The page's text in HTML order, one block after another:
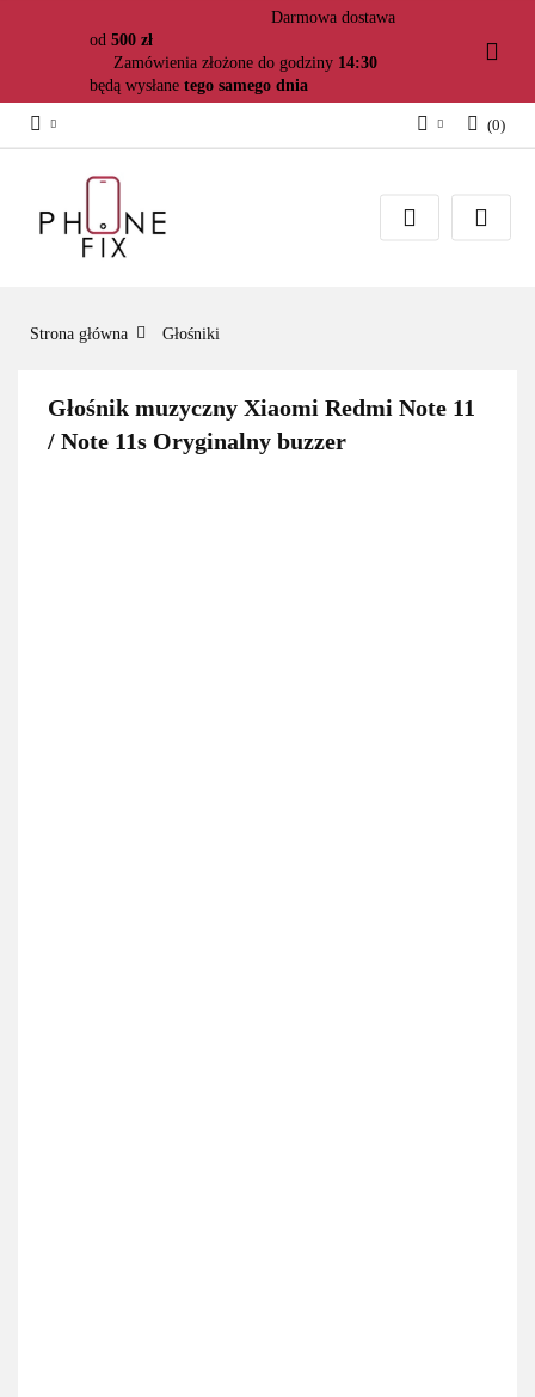
Darmowa dostawa
od 500 zł
Zamówienia złożone do godziny 14:30
będą wysłane tego samego dnia
Załóż konto
(0)
Strona główna Głośniki
Głośnik muzyczny Xiaomi Redmi Note 11
/ Note 11s Oryginalny buzzer